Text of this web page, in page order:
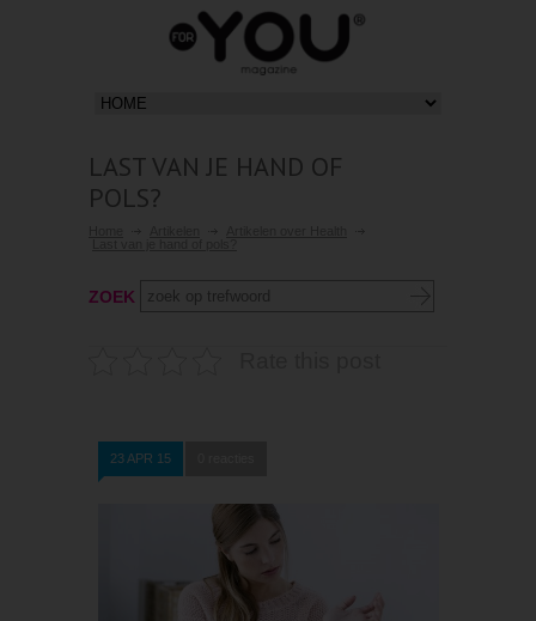
LAST VAN JE HAND OF
POLS?
ZOEK
23 APR 15